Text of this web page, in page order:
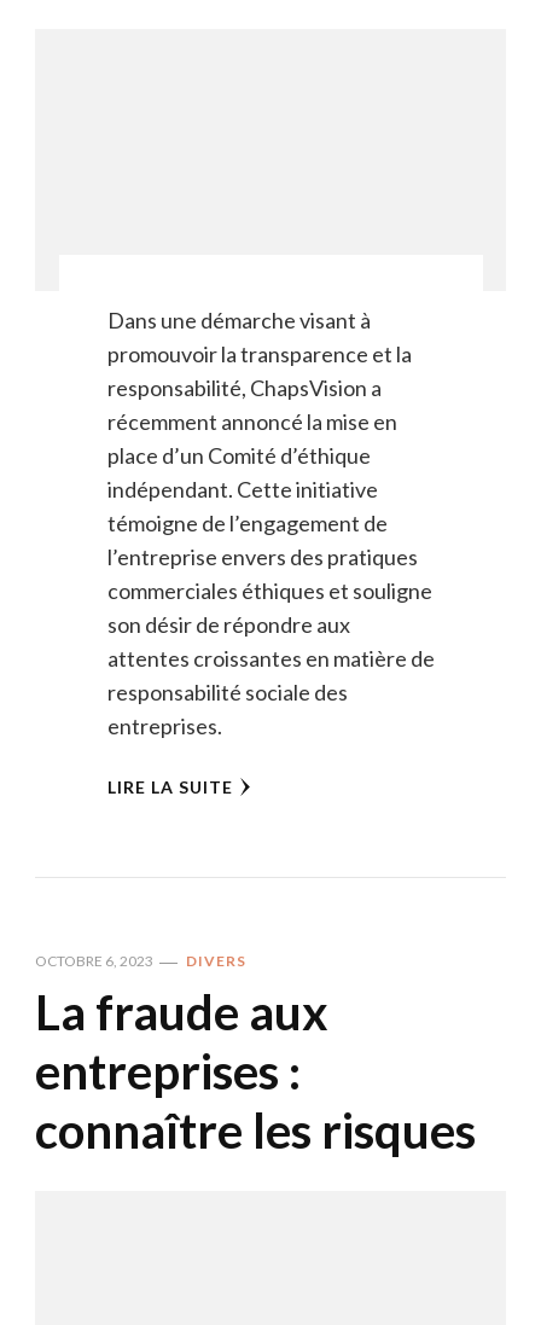
Dans une démarche visant à
promouvoir la transparence et la
responsabilité, ChapsVision a
récemment annoncé la mise en
place d’un Comité d’éthique
indépendant. Cette initiative
témoigne de l’engagement de
l’entreprise envers des pratiques
commerciales éthiques et souligne
son désir de répondre aux
attentes croissantes en matière de
responsabilité sociale des
entreprises.
LIRE LA SUITE
OCTOBRE 6, 2023 DIVERS
La fraude aux
entreprises :
connaître les risques